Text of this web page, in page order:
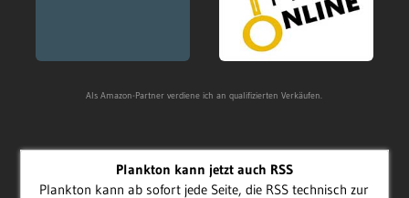
Als Amazon-Partner verdiene ich an qualifizierten Verkäufen.
Plankton kann jetzt auch RSS
Plankton kann ab sofort jede Seite, die RSS technisch zur